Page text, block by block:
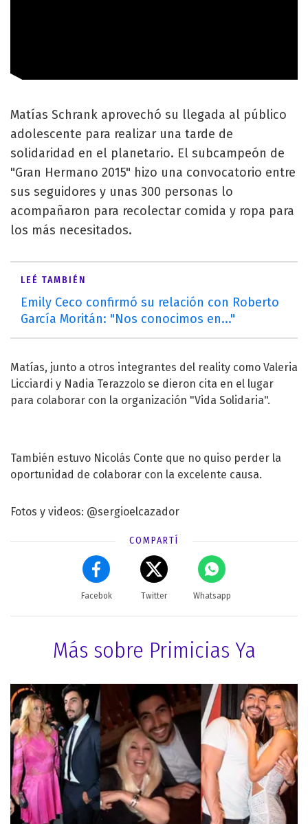
Matías Schrank aprovechó su llegada al público
adolescente para realizar una tarde de
solidaridad en el planetario. El subcampeón de
"Gran Hermano 2015" hizo una convocatorio entre
sus seguidores y unas 300 personas lo
acompañaron para recolectar comida y ropa para
los más necesitados.
LEÉ TAMBIÉN
Emily Ceco confirmó su relación con Roberto
García Moritán: "Nos conocimos en..."
Matías, junto a otros integrantes del reality como Valeria
Licciardi y Nadia Terazzolo se dieron cita en el lugar
para colaborar con la organización "Vida Solidaria".
También estuvo Nicolás Conte que no quiso perder la
oportunidad de colaborar con la excelente causa.
Fotos y videos: @sergioelcazador
COMPARTÍ
Facebok Twitter Whatsapp
Más sobre Primicias Ya